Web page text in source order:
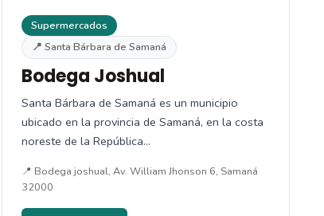
Supermercados
📍 Santa Bárbara de Samaná
Bodega Joshual
Santa Bárbara de Samaná es un municipio
ubicado en la provincia de Samaná, en la costa
noreste de la República…
📍 Bodega joshual, Av. William Jhonson 6, Samaná
32000